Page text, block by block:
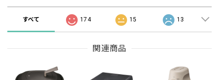
すべて 174 15 13
関連商品